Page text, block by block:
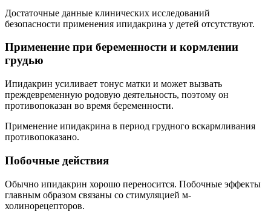
Достаточные данные клинических исследований
безопасности применения ипидакрина у детей отсутствуют.
Применение при беременности и кормлении
грудью
Ипидакрин усиливает тонус матки и может вызвать
преждевременную родовую деятельность, поэтому он
противопоказан во время беременности.
Применение ипидакрина в период грудного вскармливания
противопоказано.
Побочные действия
Обычно ипидакрин хорошо переносится. Побочные эффекты
главным образом связаны со стимуляцией м-
холинорецепторов.